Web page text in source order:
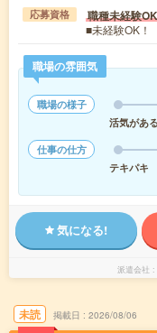
応募資格 職種未経験OK
■未経験OK！
職場の雰囲気
職場の様子
活気がある
仕事の仕方
テキパキ
気になる!
派遣会社
未読 掲載日 2026/08/06